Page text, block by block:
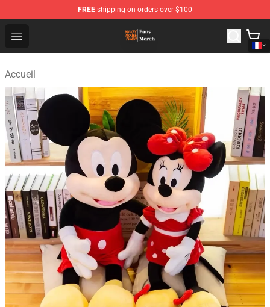
FREE shipping on orders over $100
Open menu
Mickey Mouse Plush Shop - The Best Store of Mickey
Accueil